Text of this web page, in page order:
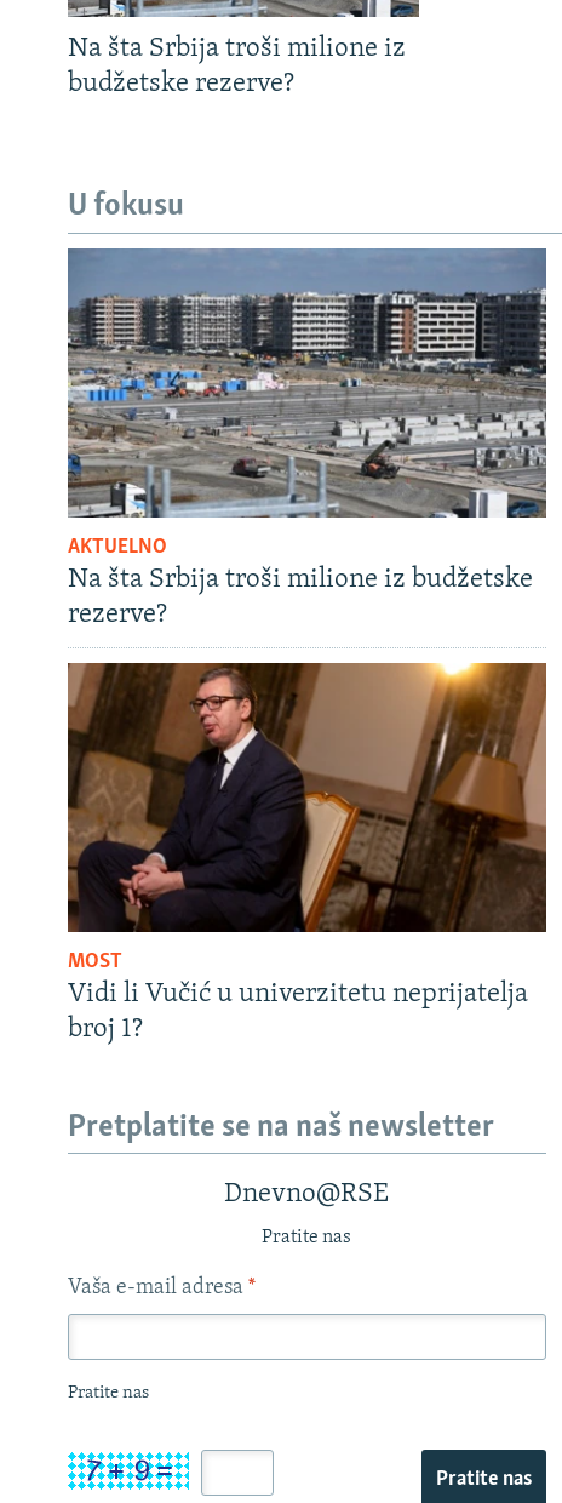
Na šta Srbija troši milione iz
budžetske rezerve?
U fokusu
AKTUELNO
Na šta Srbija troši milione iz budžetske
rezerve?
MOST
Vidi li Vučić u univerzitetu neprijatelja
broj 1?
Pretplatite se na naš newsletter
Dnevno@RSE
Pratite nas
Vaša e-mail adresa *
Pratite nas
Pratite nas